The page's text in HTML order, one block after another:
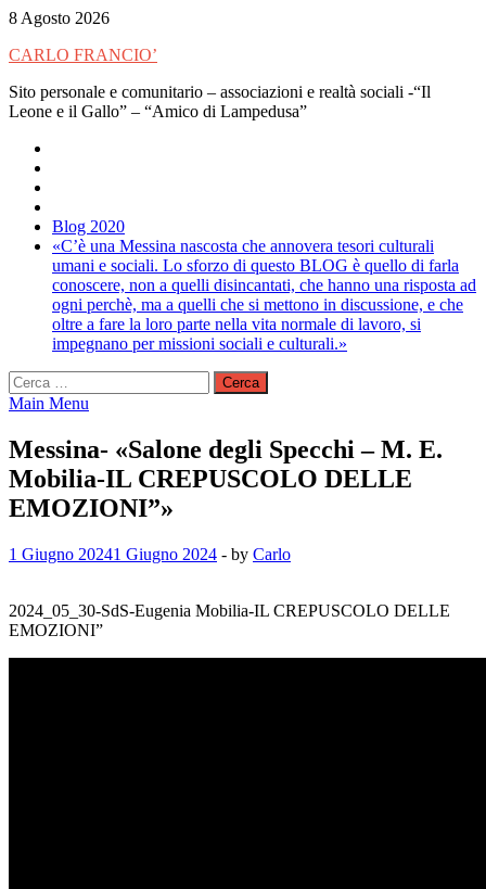
Skip
content
8 Agosto 2026
CARLO FRANCIO’
Sito personale e comunitario – associazioni e realtà sociali -“Il
Leone e il Gallo” – “Amico di Lampedusa”
Blog 2020
«C’è una Messina nascosta che annovera tesori culturali
umani e sociali. Lo sforzo di questo BLOG è quello di farla
conoscere, non a quelli disincantati, che hanno una risposta ad
ogni perchè, ma a quelli che si mettono in discussione, e che
oltre a fare la loro parte nella vita normale di lavoro, si
impegnano per missioni sociali e culturali.»
Ricerca
per:
Main Menu
Messina- «Salone degli Specchi – M. E.
Mobilia-IL CREPUSCOLO DELLE
EMOZIONI”»
1 Giugno 20241 Giugno 2024 - by Carlo
2024_05_30-SdS-Eugenia Mobilia-IL CREPUSCOLO DELLE
EMOZIONI”